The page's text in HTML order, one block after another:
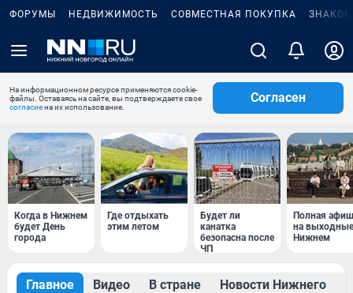
ФОРУМЫ НЕДВИЖИМОСТЬ СОВМЕСТНАЯ ПОКУПКА
На информационном ресурсе применяются cookie-
файлы. Оставаясь на сайте, вы подтверждаете свое
согласиена их использование.
Согласен
Когда в Нижнем
будет День
города
Где отдыхать
этим летом
Будет ли
канатка
безопасна после
ЧП
Полная
на
Нижнем
Главное Видео В стране Новости Нижнего